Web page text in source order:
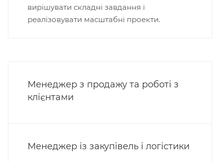
вирішувати складні завдання і
реалізовувати масштабні проекти.
Менеджер з продажу та роботі з
клієнтами
Менеджер із закупівель і логістики